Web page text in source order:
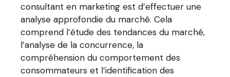
consultant en marketing est d’effectuer une
analyse approfondie du marché. Cela
comprend l’étude des tendances du marché,
l’analyse de la concurrence, la
compréhension du comportement des
consommateurs et l’identification des